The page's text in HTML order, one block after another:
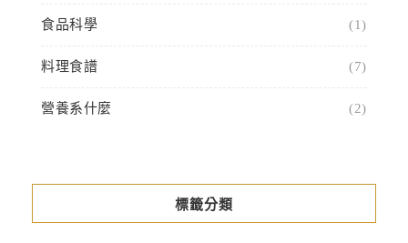
食品科學 (1)
料理食譜 (7)
營養系什麼 (2)
標籤分類